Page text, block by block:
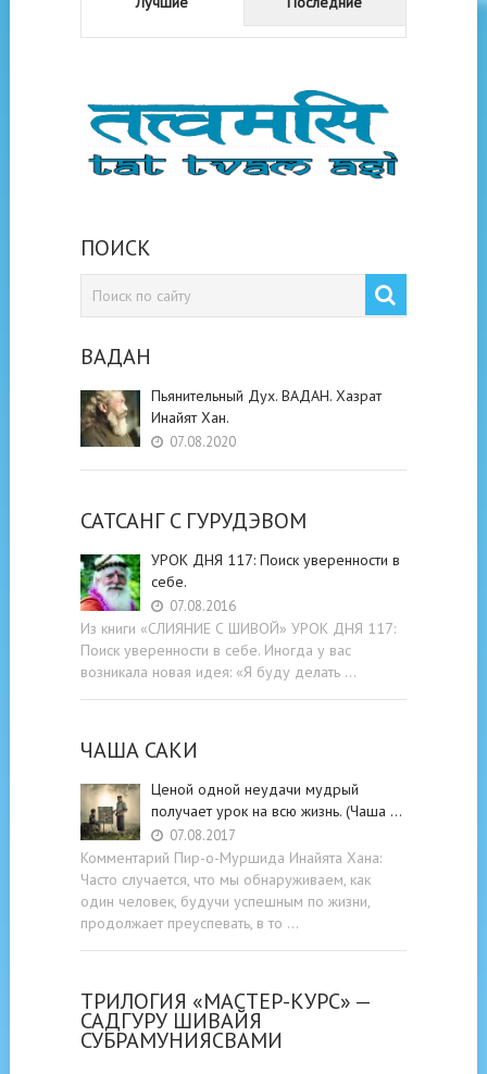
ПОИСК
ВАДАН
Пьянительный Дух. ВАДАН. Хазрат
Инайят Хан.
07.08.2020
САТСАНГ C ГУРУДЭВОМ
УРОК ДНЯ 117: Поиск уверенности в
себе.
07.08.2016
Из книги «СЛИЯНИЕ С ШИВОЙ» УРОК ДНЯ 117:
Поиск уверенности в себе. Иногда у вас
возникала новая идея: «Я буду делать …
ЧАША САКИ
Ценой одной неудачи мудрый
получает урок на всю жизнь. (Чаша …
07.08.2017
Комментарий Пир-о-Муршида Инайята Хана:
Часто случается, что мы обнаруживаем, как
один человек, будучи успешным по жизни,
продолжает преуспевать, в то …
ТРИЛОГИЯ «МАСТЕР-КУРС» —
САДГУРУ ШИВАЙЯ
СУБРАМУНИЯСВАМИ